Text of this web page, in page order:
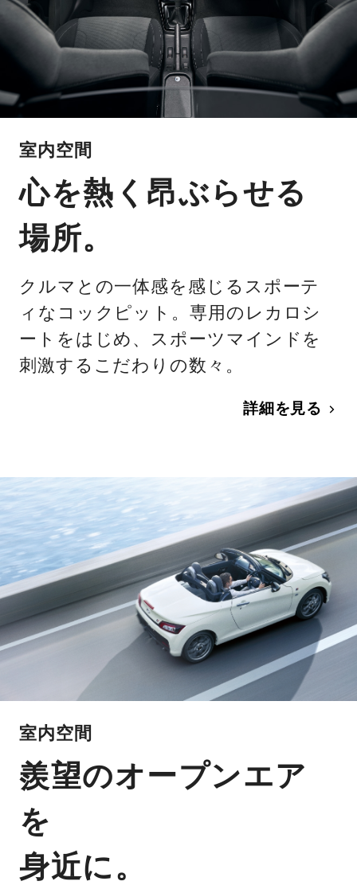
室内空間
心を熱く昂ぶらせる
場所。
クルマとの一体感を感じるスポーテ
ィなコックピット。専用のレカロシ
ートをはじめ、スポーツマインドを
刺激するこだわりの数々。
詳細を見る
室内空間
羨望のオープンエア
を
身近に。